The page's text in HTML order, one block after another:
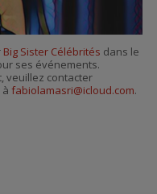
Big Sister Célébrités dans le
ses événements.
veuillez contacter
à fabiolamasri@icloud.com.